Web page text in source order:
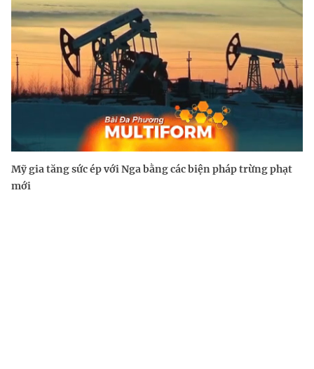
Mỹ gia tăng sức ép với Nga bằng các biện pháp trừng phạt
mới